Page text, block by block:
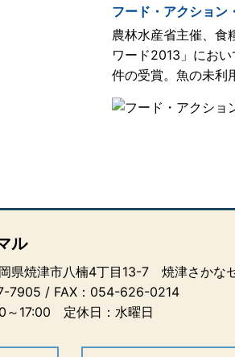
フード・アクション
農林水産省主催、食
ワード2013」にお
件の受賞。魚の未利
ル
県焼津市八楠4丁目13-7 焼津さかな
7905 / FAX：054-626-0214
～17:00 定休日：水曜日